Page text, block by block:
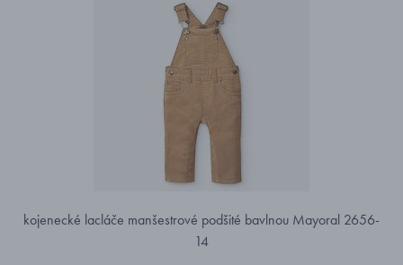
kojenecké lacláče manšestrové podšité bavlnou Mayoral 2656-
14